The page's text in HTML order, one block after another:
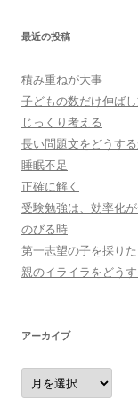
最近の投稿
積み重ねが大事
子どもの数だけ伸ば
じっくり考える
長い問題文をどうす
睡眠不足
正確に解く
受験勉強は、効率化
のびる時
第一志望の子を採り
親のイライラをどうす
アーカイブ
ア
ー
カ